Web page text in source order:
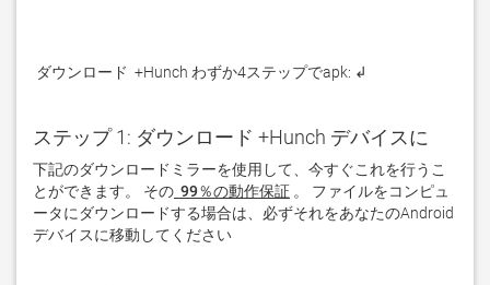
ダウンロード  +Hunch わずか4ステップでapk: ↲
ステップ 1: ダウンロード +Hunch デバイスに
下記のダウンロードミラーを使用して、今すぐこれを行うこ
とができます。 その 99％の動作保証 。 ファイルをコンピュ
ータにダウンロードする場合は、必ずそれをあなたのAndroid
デバイスに移動してください